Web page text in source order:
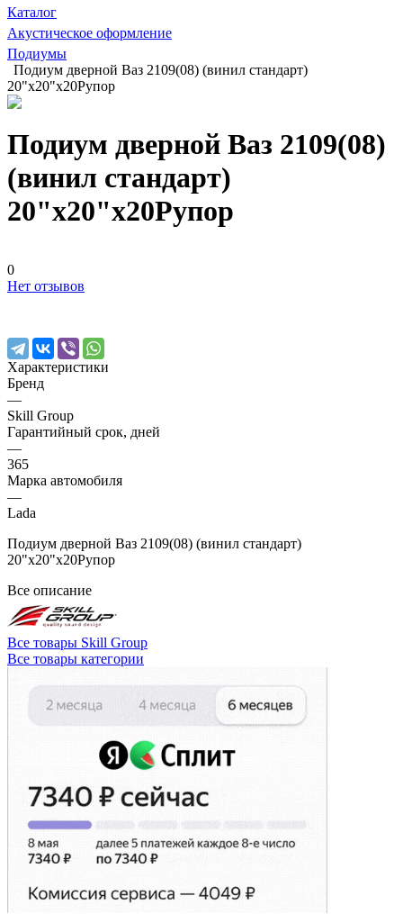
Каталог
Акустическое оформление
Подиумы
Подиум дверной Ваз 2109(08) (винил стандарт)
20"х20"x20Рупор
Подиум дверной Ваз 2109(08)
(винил стандарт)
20"х20"x20Рупор
0
Нет отзывов
Характеристики
Бренд
—
Skill Group
Гарантийный срок, дней
—
365
Марка автомобиля
—
Lada
Подиум дверной Ваз 2109(08) (винил стандарт)
20"х20"x20Рупор
Все описание
Все товары Skill Group
Все товары категории